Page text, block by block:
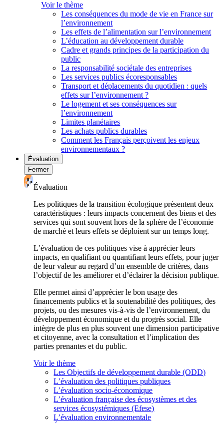
Voir le thème
Les conséquences du mode de vie en France sur
l’environnement
Les effets de l’alimentation sur l’environnement
L’éducation au développement durable
Cadre et grands principes de la participation du
public
La responsabilité sociétale des entreprises
Les services publics écoresponsables
Transport et déplacements du quotidien : quels
effets sur l’environnement ?
Le logement et ses conséquences sur
l’environnement
Limites planétaires
Les achats publics durables
Comment les Français perçoivent les enjeux
environnementaux ?
Évaluation
Fermer
Évaluation
Les politiques de la transition écologique présentent deux
caractéristiques : leurs impacts concernent des biens et des
services qui sont souvent hors de la sphère de l’économie
de marché et leurs effets se déploient sur un temps long.
L’évaluation de ces politiques vise à apprécier leurs
impacts, en qualifiant ou quantifiant leurs effets, pour juger
de leur valeur au regard d’un ensemble de critères, dans
l’objectif de les améliorer et d’éclairer la décision publique.
Elle permet ainsi d’apprécier le bon usage des
financements publics et la soutenabilité des politiques, des
projets, ou des mesures vis-à-vis de l’environnement, du
développement économique et du progrès social. Elle
intègre de plus en plus souvent une dimension participative
et citoyenne, avec la consultation et l’implication des
parties prenantes et du public.
Voir le thème
Les Objectifs de développement durable (ODD)
L’évaluation des politiques publiques
L’évaluation socio-économique
L’évaluation française des écosystèmes et des
services écosystémiques (Efese)
L’évaluation environnementale